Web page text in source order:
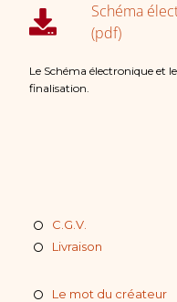
Schéma
(pdf)
Le Schéma électronique et
finalisation.
C.G.V.
Livraison
Le mot du créateur